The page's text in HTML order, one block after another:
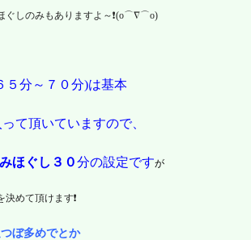
ぐしのみもありますよ～❗(o⌒∇⌒o)
５分～７０分)は基本
て頂いていますので、
ほぐし３０分の設定ですが
決めて頂けます❗
ぼ多めでとか